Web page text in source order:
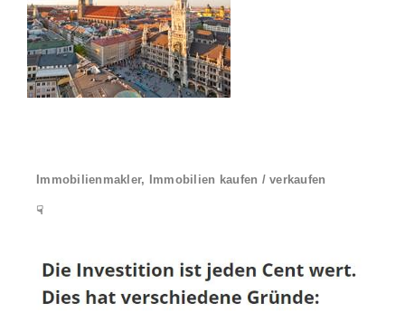
Immobilienmakler, Immobilien kaufen / verkaufen
☟